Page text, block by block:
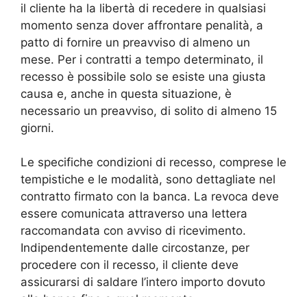
il cliente ha la libertà di recedere in qualsiasi
momento senza dover affrontare penalità, a
patto di fornire un preavviso di almeno un
mese. Per i contratti a tempo determinato, il
recesso è possibile solo se esiste una giusta
causa e, anche in questa situazione, è
necessario un preavviso, di solito di almeno 15
giorni.
Le specifiche condizioni di recesso, comprese le
tempistiche e le modalità, sono dettagliate nel
contratto firmato con la banca. La revoca deve
essere comunicata attraverso una lettera
raccomandata con avviso di ricevimento.
Indipendentemente dalle circostanze, per
procedere con il recesso, il cliente deve
assicurarsi di saldare l’intero importo dovuto